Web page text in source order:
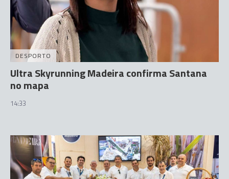
DESPORTO
Ultra Skyrunning Madeira confirma Santana
no mapa
14:33